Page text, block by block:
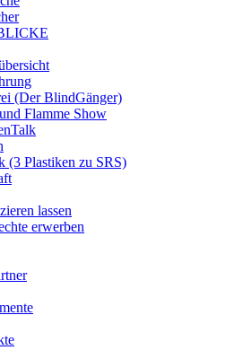
(Der BlindGänger)
Flamme Show
(3 Plastiken zu SRS)
lassen
erwerben